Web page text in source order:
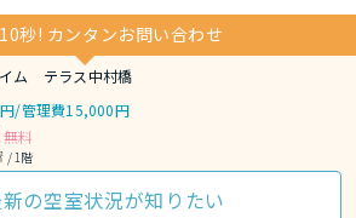
秒! カンタンお問い合わせ
ム テラス中村橋
/管理費15,000円
無料
/ 1階
の空室状況が知りたい